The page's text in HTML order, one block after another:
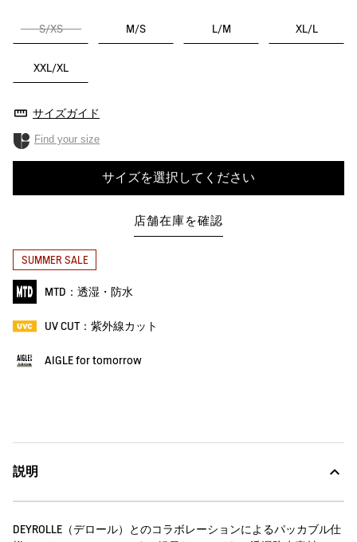
S/XS M/S L/M XL/L
XXL/XL
サイズガイド
Find your size
サイズを選択してください
店舗在庫を確認
SUMMER SALE
MTD：透湿・防水
UV CUT：紫外線カット
AIGLE for tomorrow
説明
DEYROLLE（デロール）とのコラボレーションによるパッカブル仕